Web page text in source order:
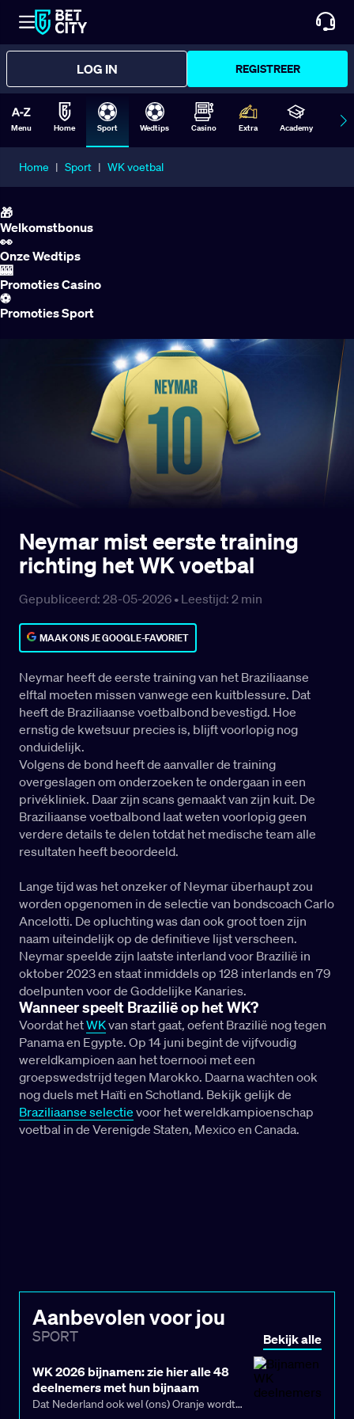
LOG IN REGISTREER
Menu Home Sport Wedtips Casino Extra Academy
Home | Sport | WK voetbal
Neymar mist eerste training
richting het WK voetbal
Gepubliceerd: 28-05-2026 • Leestijd: 2 min
MAAK ONS JE GOOGLE-FAVORIET
Neymar heeft de eerste training van het Braziliaanse
elftal moeten missen vanwege een kuitblessure. Dat
heeft de Braziliaanse voetbalbond bevestigd. Hoe
ernstig de kwetsuur precies is, blijft voorlopig nog
onduidelijk.
Volgens de bond heeft de aanvaller de training
overgeslagen om onderzoeken te ondergaan in een
privékliniek. Daar zijn scans gemaakt van zijn kuit. De
Braziliaanse voetbalbond laat weten voorlopig geen
verdere details te delen totdat het medische team alle
resultaten heeft beoordeeld.
Lange tijd was het onzeker of Neymar überhaupt zou
worden opgenomen in de selectie van bondscoach Carlo
Ancelotti. De opluchting was dan ook groot toen zijn
naam uiteindelijk op de definitieve lijst verscheen.
Neymar speelde zijn laatste interland voor Brazilië in
oktober 2023 en staat inmiddels op 128 interlands en 79
doelpunten voor de Goddelijke Kanaries.
Wanneer speelt Brazilië op het WK?
Voordat hetWKvan start gaat, oefent Brazilië nog tegen
Panama en Egypte. Op 14 juni begint de vijfvoudig
wereldkampioen aan het toernooi met een
groepswedstrijd tegen Marokko. Daarna wachten ook
nog duels met Haïti en Schotland. Bekijk gelijk de
Braziliaanse selectie voor het wereldkampioenschap
voetbal in de Verenigde Staten, Mexico en Canada.
Aanbevolen voor jou
SPORT Bekijk alle
WK 2026 bijnamen: zie hier alle 48
deelnemers met hun bijnaam
Dat Nederland ook wel (ons) Oranje wordt